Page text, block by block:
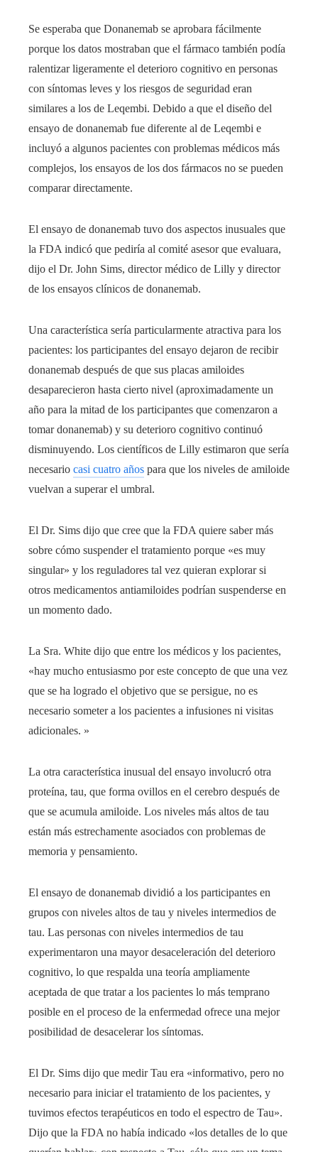
Se esperaba que Donanemab se aprobara fácilmente
porque los datos mostraban que el fármaco también podía
ralentizar ligeramente el deterioro cognitivo en personas
con síntomas leves y los riesgos de seguridad eran
similares a los de Leqembi. Debido a que el diseño del
ensayo de donanemab fue diferente al de Leqembi e
incluyó a algunos pacientes con problemas médicos más
complejos, los ensayos de los dos fármacos no se pueden
comparar directamente.
El ensayo de donanemab tuvo dos aspectos inusuales que
la FDA indicó que pediría al comité asesor que evaluara,
dijo el Dr. John Sims, director médico de Lilly y director
de los ensayos clínicos de donanemab.
Una característica sería particularmente atractiva para los
pacientes: los participantes del ensayo dejaron de recibir
donanemab después de que sus placas amiloides
desaparecieron hasta cierto nivel (aproximadamente un
año para la mitad de los participantes que comenzaron a
tomar donanemab) y su deterioro cognitivo continuó
disminuyendo. Los científicos de Lilly estimaron que sería
necesario casi cuatro años para que los niveles de amiloide
vuelvan a superar el umbral.
El Dr. Sims dijo que cree que la FDA quiere saber más
sobre cómo suspender el tratamiento porque «es muy
singular» y los reguladores tal vez quieran explorar si
otros medicamentos antiamiloides podrían suspenderse en
un momento dado.
La Sra. White dijo que entre los médicos y los pacientes,
«hay mucho entusiasmo por este concepto de que una vez
que se ha logrado el objetivo que se persigue, no es
necesario someter a los pacientes a infusiones ni visitas
adicionales. »
La otra característica inusual del ensayo involucró otra
proteína, tau, que forma ovillos en el cerebro después de
que se acumula amiloide. Los niveles más altos de tau
están más estrechamente asociados con problemas de
memoria y pensamiento.
El ensayo de donanemab dividió a los participantes en
grupos con niveles altos de tau y niveles intermedios de
tau. Las personas con niveles intermedios de tau
experimentaron una mayor desaceleración del deterioro
cognitivo, lo que respalda una teoría ampliamente
aceptada de que tratar a los pacientes lo más temprano
posible en el proceso de la enfermedad ofrece una mejor
posibilidad de desacelerar los síntomas.
El Dr. Sims dijo que medir Tau era «informativo, pero no
necesario para iniciar el tratamiento de los pacientes, y
tuvimos efectos terapéuticos en todo el espectro de Tau».
Dijo que la FDA no había indicado «los detalles de lo que